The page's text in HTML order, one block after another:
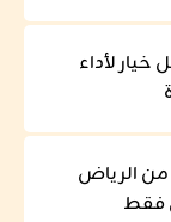
لأداء
الرياض